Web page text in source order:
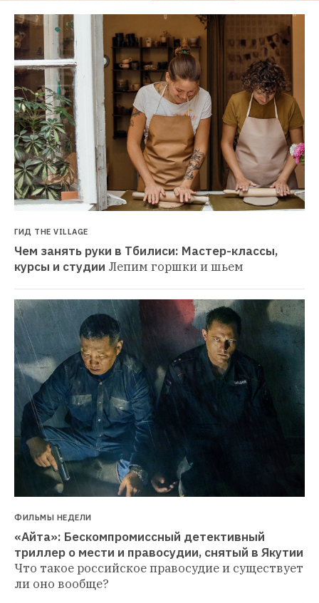
ГИД THE VILLAGE
Чем занять руки в Тбилиси: Мастер-классы,
курсы и студии Лепим горшки и шьем
ФИЛЬМЫ НЕДЕЛИ
«Айта»: Бескомпромиссный детективный
триллер о мести и правосудии, снятый в Якутии
Что такое российское правосудие и существует
ли оно вообще?